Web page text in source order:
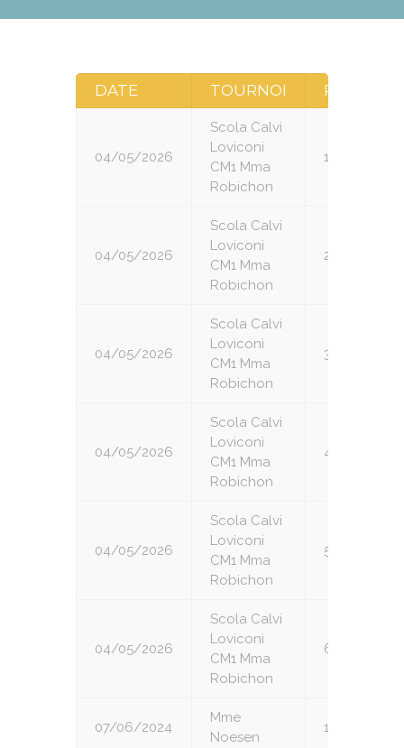
DATE TOURNOI RONDE
04/05/2026
Scola Calvi
Loviconi
CM1 Mma
Robichon
1
04/05/2026
Scola Calvi
Loviconi
CM1 Mma
Robichon
2
04/05/2026
Scola Calvi
Loviconi
CM1 Mma
Robichon
3
04/05/2026
Scola Calvi
Loviconi
CM1 Mma
Robichon
4
04/05/2026
Scola Calvi
Loviconi
CM1 Mma
Robichon
5
04/05/2026
Scola Calvi
Loviconi
CM1 Mma
Robichon
6
07/06/2024
Mme
Noesen
1